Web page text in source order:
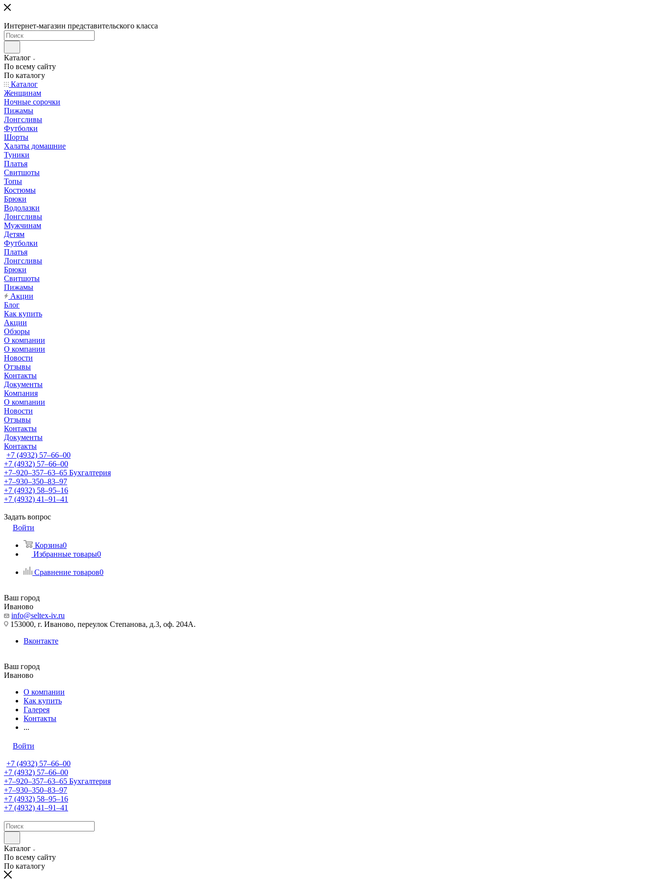
Интернет-магазин представительского класса
Каталог
По всему сайту
По каталогу
Каталог
Женщинам
Ночные сорочки
Пижамы
Лонгсливы
Футболки
Шорты
Халаты домашние
Туники
Платья
Свитшоты
Топы
Костюмы
Брюки
Водолазки
Лонгсливы
Мужчинам
Детям
Футболки
Платья
Лонгсливы
Брюки
Свитшоты
Пижамы
Акции
Блог
Как купить
Акции
Обзоры
О компании
О компании
Новости
Отзывы
Контакты
Документы
Компания
О компании
Новости
Отзывы
Контакты
Документы
Контакты
+7 (4932) 57‒66‒00
+7 (4932) 57‒66‒00
+7‒920‒357‒63‒65 Бухгалтерия
+7‒930‒350‒83‒97
+7 (4932) 58‒95‒16
+7 (4932) 41‒91‒41
Задать вопрос
Войти
Корзина0
Избранные товары0
Сравнение товаров0
Ваш город
Иваново
info@seltex-iv.ru
153000, г. Иваново, переулок Степанова, д.3, оф. 204А.
Вконтакте
Ваш город
Иваново
О компании
Как купить
Галерея
Контакты
...
Войти
+7 (4932) 57‒66‒00
+7 (4932) 57‒66‒00
+7‒920‒357‒63‒65 Бухгалтерия
+7‒930‒350‒83‒97
+7 (4932) 58‒95‒16
+7 (4932) 41‒91‒41
Каталог
По всему сайту
По каталогу